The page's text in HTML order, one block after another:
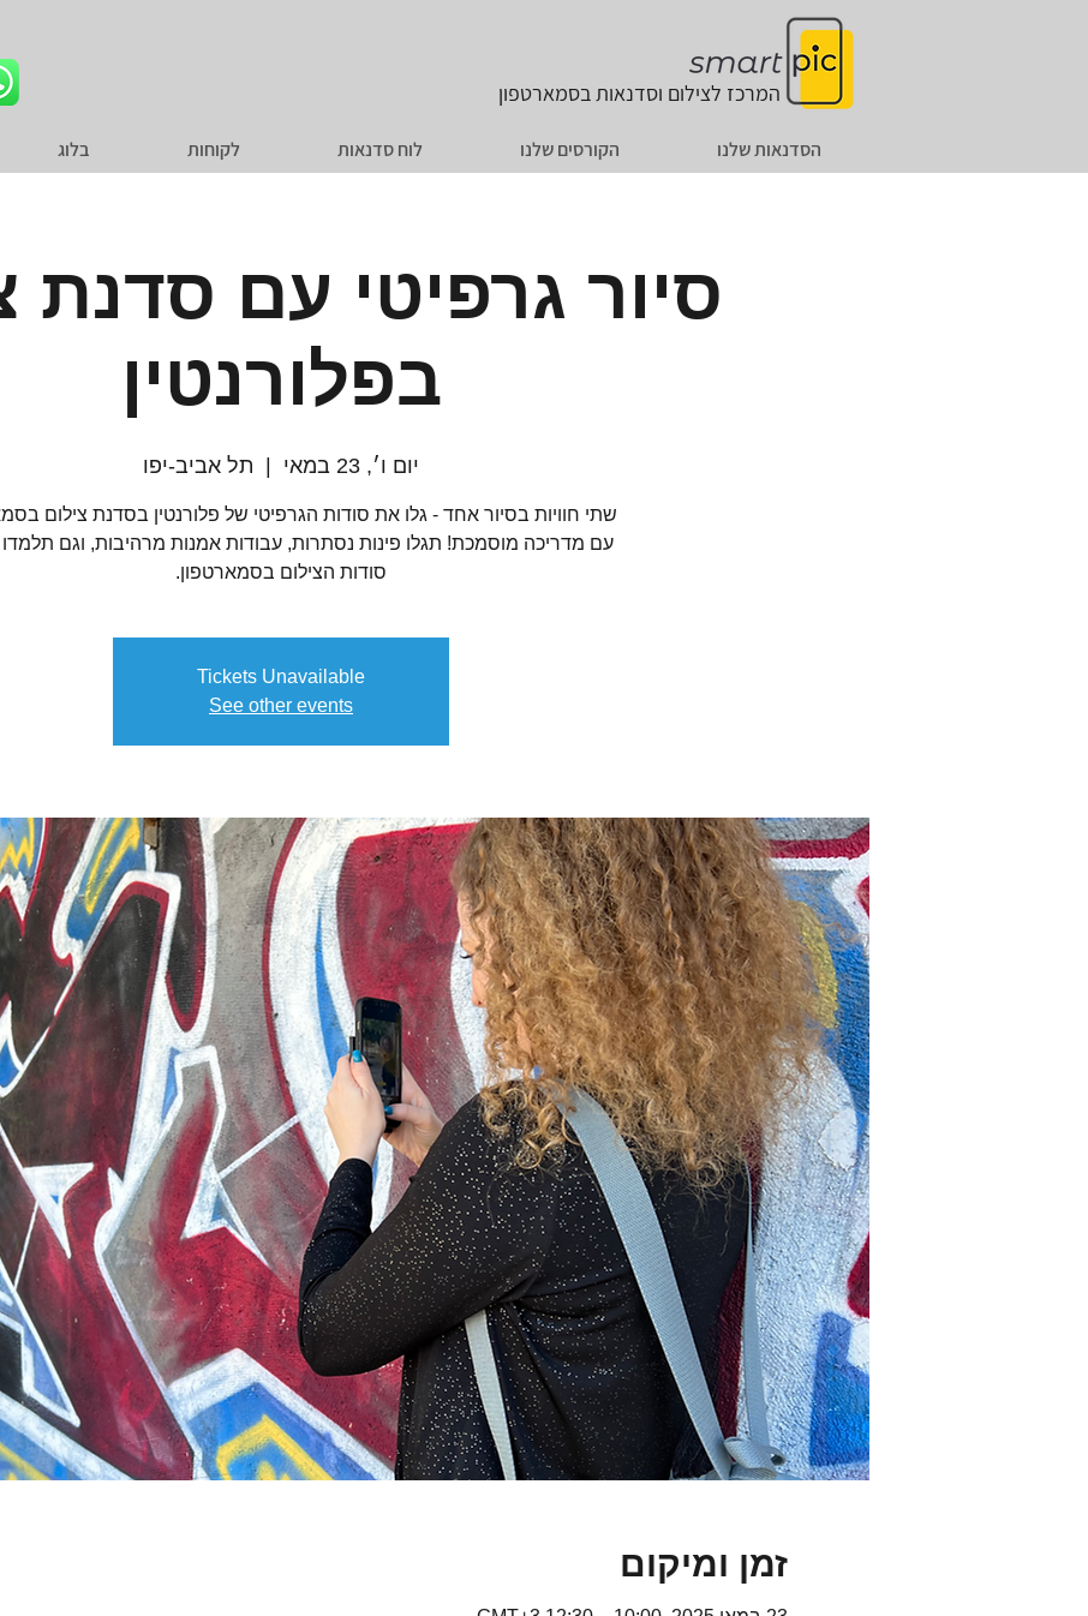
המרכז לצילום וסדנאותבסמארטפון
בלוג לקוחות לוח סדנאות הקורסים שלנו הסדנאות שלנו
סיור גרפיטי עם סדנת
בפלורנטין
יום ו׳, 23 במאי תל אביב-יפו
שתי חוויות בסיור אחד - גלו את סודות הגרפיטי של פלורנטין בסדנת צילום
עם מדריכה מוסמכת! תגלו פינות נסתרות, עבודות אמנות מרהיבות, וגם
סודות הצילום בסמארטפון.
Tickets Unavailable
See other events
זמן ומיקום